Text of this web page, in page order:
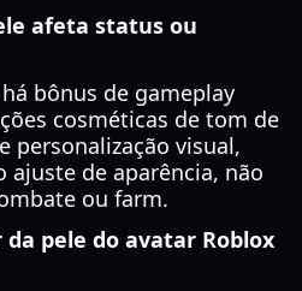
afeta status ou
bônus de gameplay
cosméticas de tom de
personalização visual,
de aparência, não
ou farm.
da pele do avatar Roblox